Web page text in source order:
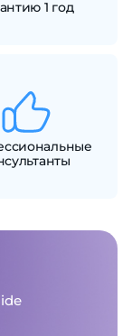
1 год